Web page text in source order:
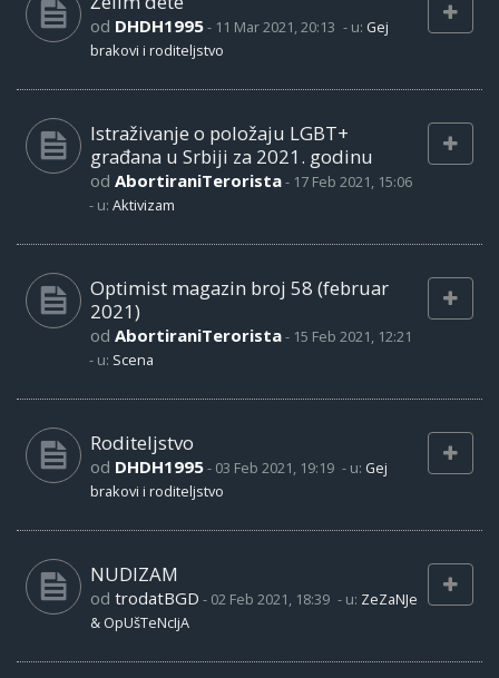
od DHDH1995- 11 Mar 2021, 20:13 - u: Gej
brakovi i roditeljstvo
Istraživanje o položaju LGBT+
građana u Srbiji za 2021. godinu
od AbortiraniTerorista- 17 Feb 2021, 15:06
- u: Aktivizam
Optimist magazin broj 58 (februar
2021)
od AbortiraniTerorista- 15 Feb 2021, 12:21
- u: Scena
Roditeljstvo
od DHDH1995- 03 Feb 2021, 19:19 - u: Gej
brakovi i roditeljstvo
NUDIZAM
od trodatBGD - 02 Feb 2021, 18:39 - u: ZeZaNJe
& OpUšTeNcIjA